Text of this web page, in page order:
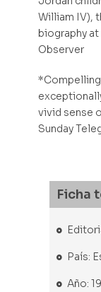
William IV),
biography
Observer
vivid sense
Sunday
Ficha
País:
Año: